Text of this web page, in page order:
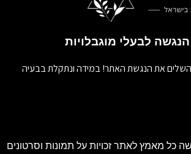
לבעלי מוגבלויות
את הנגשת האתר! במידה ונתקלת בבעיה
כל מאמץ לאתר זכויות על תמונות וסרטונים